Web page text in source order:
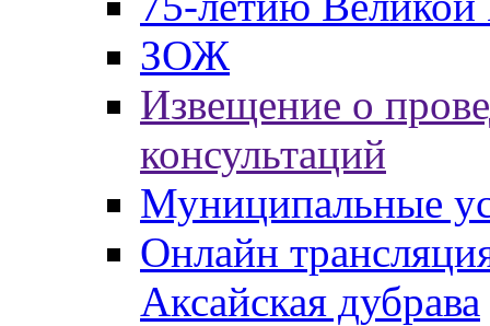
ЗОЖ
Извещение о
консультаций
Муниципальные
Онлайн
Аксайская дубрава